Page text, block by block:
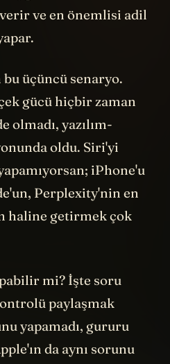
uygulamaları
ve en önemlisi adil
bu üçüncü senaryo.
gücü hiçbir zaman
olmadı, yazılım-
oldu. Siri'yi
iPhone'u
Perplexity'nin en
haline getirmek çok
mi? İşte soru
paylaşmak
yapamadı, gururu